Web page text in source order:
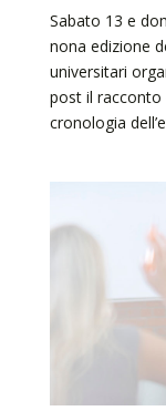
Sabato 13 e
nona edizione
universitari
post il racconto
cronologia